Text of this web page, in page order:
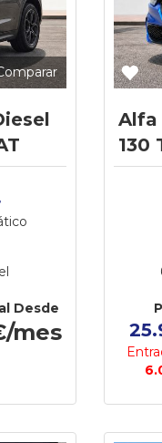
Desde
mes
Alfa
130